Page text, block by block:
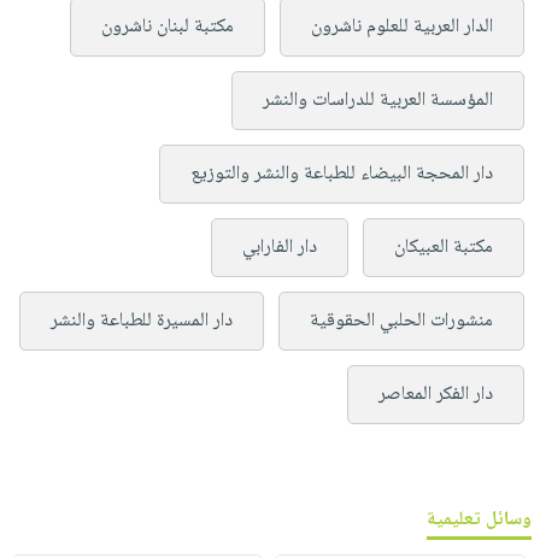
الدار العربية للعلوم ناشرون مكتبة لبنان ناشرون
المؤسسة العربية للدراسات والنشر
دار المحجة البيضاء للطباعة والنشر والتوزيع
مكتبة العبيكان دار الفارابي
منشورات الحلبي الحقوقية دار المسيرة للطباعة والنشر
دار الفكر المعاصر
وسائل تعليمية